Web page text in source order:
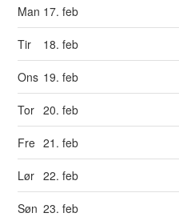
Man 17. feb
Tir 18. feb
Ons 19. feb
Tor 20. feb
Fre 21. feb
Lør 22. feb
Søn 23. feb